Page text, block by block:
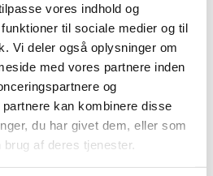
vores indhold og
til sociale medier og til
Vi deler også oplysninger om
med vores partnere inden
og
kan kombinere disse
du har givet dem, eller som
af deres tjenester.
i dobbeltsidet 40 mm alu
polyesterlakeret stål
og skumliste mod